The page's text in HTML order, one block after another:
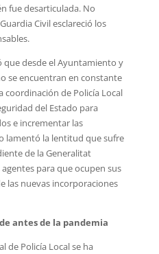
fue desarticulada. No
Civil esclareció los
que desde el Ayuntamiento y
se encuentran en constante
de Policía Local
del Estado para
e incrementar las
lamentó la lentitud que sufre
de la Generalitat
para que ocupen sus
las nuevas incorporaciones
antes de la pandemia
de Policía Local se ha